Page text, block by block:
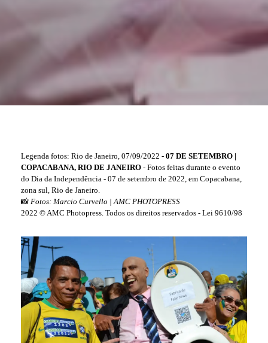
Legenda fotos: Rio de Janeiro, 07/09/2022 - 07 DE SETEMBRO |
COPACABANA, RIO DE JANEIRO - Fotos feitas durante o evento
do Dia da Independência - 07 de setembro de 2022, em Copacabana,
zona sul, Rio de Janeiro.
📸 Fotos: Marcio Curvello | AMC PHOTOPRESS
2022 © AMC Photopress. Todos os direitos reservados - Lei 9610/98